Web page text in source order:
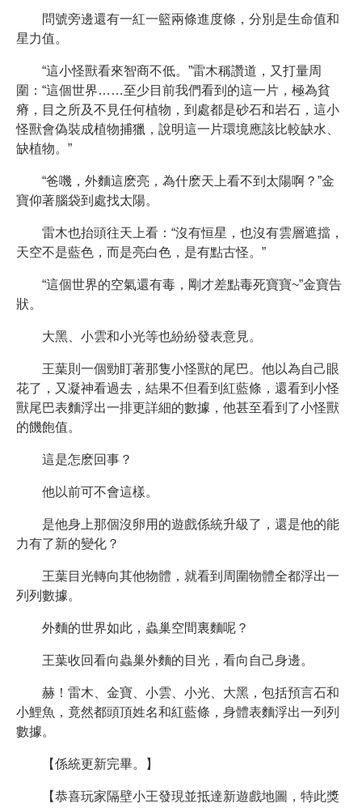
問號旁邊還有一紅一籃兩條進度條，分別是生命值和
星力值。
“這小怪獸看來智商不低。”雷木稱讚道，又打量周
圍：“這個世界……至少目前我們看到的這一片，極為貧
瘠，目之所及不見任何植物，到處都是砂石和岩石，這小
怪獸會偽裝成植物捕獵，說明這一片環境應該比較缺水、
缺植物。”
“爸嘰，外麵這麽亮，為什麽天上看不到太陽啊？”金
寶仰著腦袋到處找太陽。
雷木也抬頭往天上看：“沒有恒星，也沒有雲層遮擋，
天空不是藍色，而是亮白色，是有點古怪。”
“這個世界的空氣還有毒，剛才差點毒死寶寶~”金寶告
狀。
大黑、小雲和小光等也紛紛發表意見。
王葉則一個勁盯著那隻小怪獸的尾巴。他以為自己眼
花了，又凝神看過去，結果不但看到紅藍條，還看到小怪
獸尾巴表麵浮出一排更詳細的數據，他甚至看到了小怪獸
的饑飽值。
這是怎麽回事？
他以前可不會這樣。
是他身上那個沒卵用的遊戲係統升級了，還是他的能
力有了新的變化？
王葉目光轉向其他物體，就看到周圍物體全都浮出一
列列數據。
外麵的世界如此，蟲巢空間裏麵呢？
王葉收回看向蟲巢外麵的目光，看向自己身邊。
赫！雷木、金寶、小雲、小光、大黑，包括預言石和
小鯉魚，竟然都頭頂姓名和紅藍條，身體表麵浮出一列列
數據。
【係統更新完畢。】
【恭喜玩家隔壁小王發現並抵達新遊戲地圖，特此獎